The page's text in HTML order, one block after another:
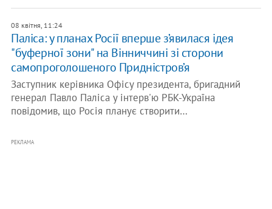
08 квітня, 11:24
Паліса: у планах Росії вперше з’явилася ідея
"буферної зони" на Вінниччині зі сторони
самопроголошеного Придністров’я
Заступник керівника Офісу президента, бригадний
генерал Павло Паліса у інтерв'ю РБК-Україна
повідомив, що Росія планує створити…
РЕКЛАМА